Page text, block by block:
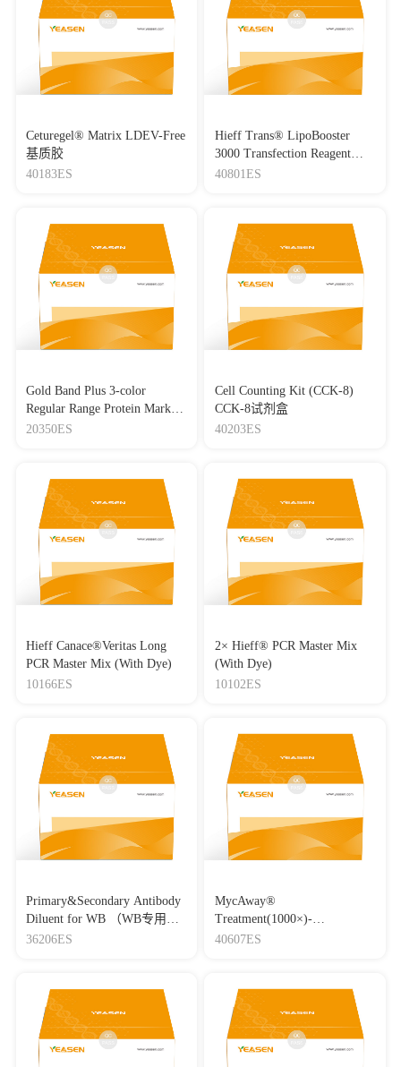
Ceturegel® Matrix LDEV-Free
基质胶
40183ES
Hieff Trans® LipoBooster
3000 Transfection Reagent
Lipo3000转染试剂
40801ES
Gold Band Plus 3-color
Regular Range Protein Marker
(8-180 kDa) 三色预染蛋白质
20350ES
Cell Counting Kit (CCK-8)
CCK-8试剂盒
40203ES
Hieff Canace®Veritas Long
PCR Master Mix (With Dye)
10166ES
2× Hieff® PCR Master Mix
(With Dye)
10102ES
Primary&Secondary Antibody
Diluent for WB （WB专用一
抗二抗稀释液）
36206ES
MycAway®
Treatment(1000×)-
Mycoplasma Elimination
40607ES